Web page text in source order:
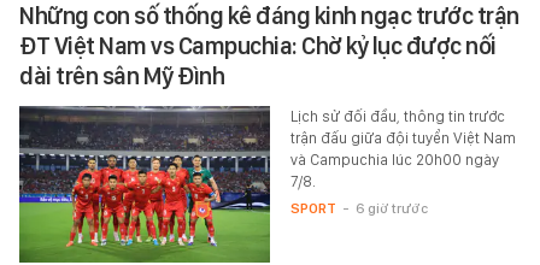
Những con số thống kê đáng kinh ngạc trước trận
ĐT Việt Nam vs Campuchia: Chờ kỷ lục được nối
dài trên sân Mỹ Đình
Lịch sử đối đầu, thông tin trước
trận đấu giữa đội tuyển Việt Nam
và Campuchia lúc 20h00 ngày
7/8.
SPORT - 6 giờ trước